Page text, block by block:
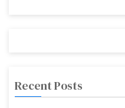
Recent Posts